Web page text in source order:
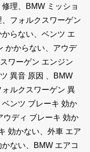
理、BMW ミッショ
フォルクスワーゲン
らない、ベンツ エ
かからない、アウデ
ワーゲン エンジン
異音 原因 、BMW
ルクスワーゲン 異
ンツ ブレーキ 効か
ウディ ブレーキ 効か
効かない、外車 エア
ない、BMW エアコ